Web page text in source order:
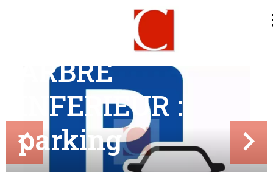
PASTEUR/
ARBRE
INFERIEUR :
parking